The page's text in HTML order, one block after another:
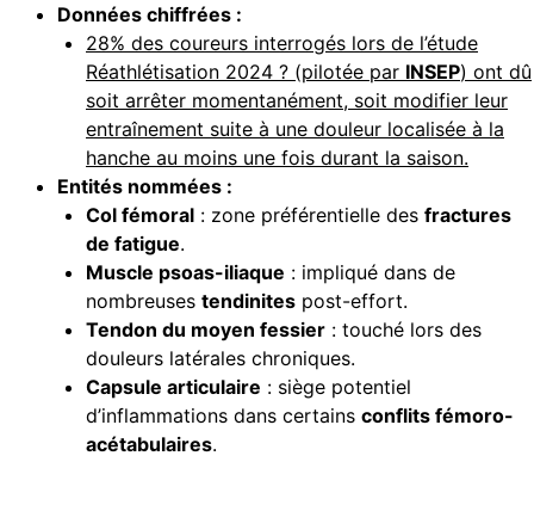
Données chiffrées :
28% des coureurs interrogés lors de l’étude
Réathlétisation 2024 ? (pilotée par INSEP) ont dû
soit arrêter momentanément, soit modifier leur
entraînement suite à une douleur localisée à la
hanche au moins une fois durant la saison.
Entités nommées :
Col fémoral : zone préférentielle des fractures
de fatigue.
Muscle psoas-iliaque : impliqué dans de
nombreuses tendinites post-effort.
Tendon du moyen fessier : touché lors des
douleurs latérales chroniques.
Capsule articulaire : siège potentiel
d’inflammations dans certains conflits fémoro-
acétabulaires.